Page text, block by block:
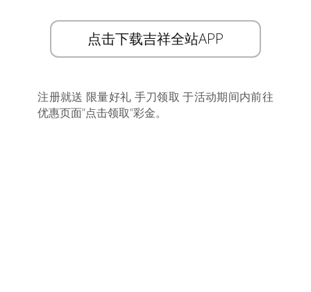
点击下载吉祥全站APP
注册就送 限量好礼 手刀领取 于活动期间内前往
优惠页面”点击领取”彩金。